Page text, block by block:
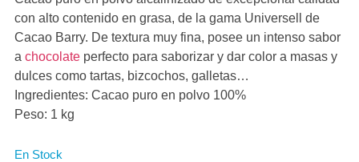
con alto contenido en grasa, de la gama Universell de
Cacao Barry. De textura muy fina, posee un intenso sabor
a chocolateperfecto para saborizar y dar color a masas y
dulces como tartas, bizcochos, galletas…
Ingredientes: Cacao puro en polvo 100%
Peso: 1 kg
En Stock